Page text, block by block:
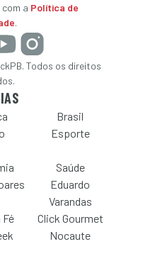
com a Política de
.
Todos os direitos
Brasil
Esporte
Saúde
Eduardo
Varandas
Fé
Click Gourmet
Nocaute